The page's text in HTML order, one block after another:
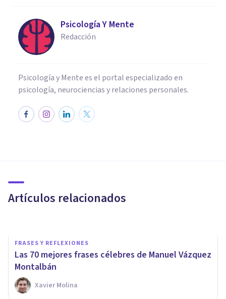
Psicología Y Mente
Redacción
Psicología y Mente es el portal especializado en
psicología, neurociencias y relaciones personales.
Artículos relacionados
para mentes curiosas
FRASES Y REFLEXIONES
Las 70 mejores frases célebres de Manuel Vázquez
Montalbán
Xavier Molina